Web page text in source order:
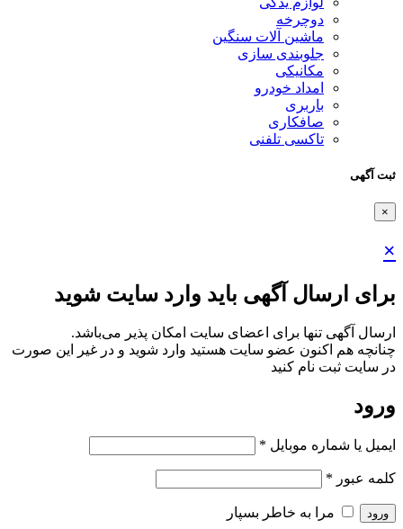
دوچرخه
ماشین آلات سنگین
جلوبندی سازی
مکانیکی
امداد خودرو
باربری
صافکاری
تاکسی تلفنی
ثبت آگهی
×
×
برای ارسال آگهی باید وارد سایت شوید
ارسال آگهی تنها برای اعضای سایت امکان پذیر می‌باشد.
چنانچه هم‌ اکنون عضو سایت هستید وارد شوید و در غیر این صورت
در سایت ثبت نام کنید
ورود
ایمیل یا شماره موبایل *
کلمه عبور *
ورود مرا به خاطر بسپار